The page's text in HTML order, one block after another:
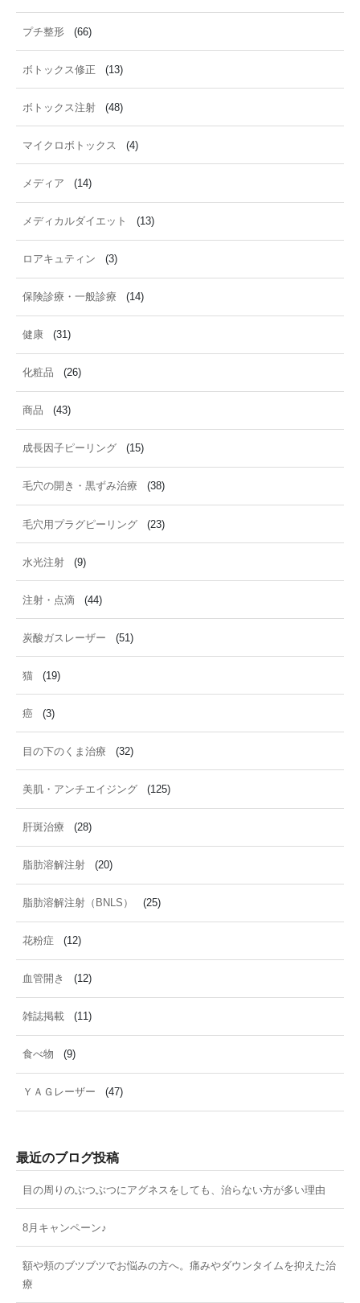
プチ整形 (66)
ボトックス修正 (13)
ボトックス注射 (48)
マイクロボトックス (4)
メディア (14)
メディカルダイエット (13)
ロアキュティン (3)
保険診療・一般診療 (14)
健康 (31)
化粧品 (26)
商品 (43)
成長因子ピーリング (15)
毛穴の開き・黒ずみ治療 (38)
毛穴用プラグピーリング (23)
水光注射 (9)
注射・点滴 (44)
炭酸ガスレーザー (51)
猫 (19)
癌 (3)
目の下のくま治療 (32)
美肌・アンチエイジング (125)
肝斑治療 (28)
脂肪溶解注射 (20)
脂肪溶解注射（BNLS） (25)
花粉症 (12)
血管開き (12)
雑誌掲載 (11)
食べ物 (9)
ＹＡＧレーザー (47)
最近のブログ投稿
目の周りのぶつぶつにアグネスをしても、治らない方が多い理由
8月キャンペーン♪
額や頬のブツブツでお悩みの方へ。痛みやダウンタイムを抑えた治
療